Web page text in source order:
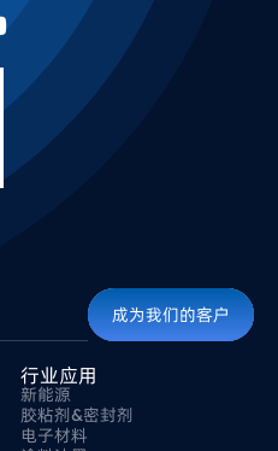
成为我们的客户
行业应用
新能源
胶粘剂&密封剂
电子材料